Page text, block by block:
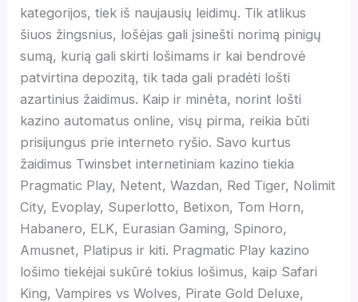
kategorijos, tiek iš naujausių leidimų. Tik atlikus
šiuos žingsnius, lošėjas gali įsinešti norimą pinigų
sumą, kurią gali skirti lošimams ir kai bendrovė
patvirtina depozitą, tik tada gali pradėti lošti
azartinius žaidimus. Kaip ir minėta, norint lošti
kazino automatus online, visų pirma, reikia būti
prisijungus prie interneto ryšio. Savo kurtus
žaidimus Twinsbet internetiniam kazino tiekia
Pragmatic Play, Netent, Wazdan, Red Tiger, Nolimit
City, Evoplay, Superlotto, Betixon, Tom Horn,
Habanero, ELK, Eurasian Gaming, Spinoro,
Amusnet, Platipus ir kiti. Pragmatic Play kazino
lošimo tiekėjai sukūrė tokius lošimus, kaip Safari
King, Vampires vs Wolves, Pirate Gold Deluxe,